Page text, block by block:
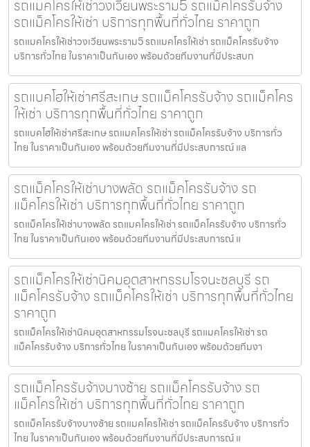
รถแมคโครให้เช่าวงเวียนพระราม5 รถแม็คโครรับจ้าง
รถแม็คโครให้เช่า บริการทุกพื้นที่ทั่วไทย ราคาถูก
รถแมคโครให้เช่าวงเวียนพระราม5 รถแมคโครให้เช่า รถแม็คโครรับจ้าง
บริการทั่วไทย ในราคาเป็นกันเอง พร้อมด้วยทีมงานที่มีประสบก
รถแบคโฮให้เช่าศรีสะเกษ รถแม็คโครรับจ้าง รถแม็คโคร
ให้เช่า บริการทุกพื้นที่ทั่วไทย ราคาถูก
รถแบคโฮให้เช่าศรีสะเกษ รถแมคโครให้เช่า รถแม็คโครรับจ้าง บริการทั่ว
ไทย ในราคาเป็นกันเอง พร้อมด้วยทีมงานที่มีประสบการณ์ แล
รถแม็คโครให้เช่าบางพลัด รถแม็คโครรับจ้าง รถ
แม็คโครให้เช่า บริการทุกพื้นที่ทั่วไทย ราคาถูก
รถแม็คโครให้เช่าบางพลัด รถแมคโครให้เช่า รถแม็คโครรับจ้าง บริการทั่ว
ไทย ในราคาเป็นกันเอง พร้อมด้วยทีมงานที่มีประสบการณ์ แ
รถแม็คโครให้เช่านิคมอุตสาหกรรมโรจนะชลบุรี รถ
แม็คโครรับจ้าง รถแม็คโครให้เช่า บริการทุกพื้นที่ทั่วไทย
ราคาถูก
รถแม็คโครให้เช่านิคมอุตสาหกรรมโรจนะชลบุรี รถแมคโครให้เช่า รถ
แม็คโครรับจ้าง บริการทั่วไทย ในราคาเป็นกันเอง พร้อมด้วยทีมงา
รถแม็คโครรับจ้างบางซ้าย รถแม็คโครรับจ้าง รถ
แม็คโครให้เช่า บริการทุกพื้นที่ทั่วไทย ราคาถูก
รถแม็คโครรับจ้างบางซ้าย รถแมคโครให้เช่า รถแม็คโครรับจ้าง บริการทั่ว
ไทย ในราคาเป็นกันเอง พร้อมด้วยทีมงานที่มีประสบการณ์ แ